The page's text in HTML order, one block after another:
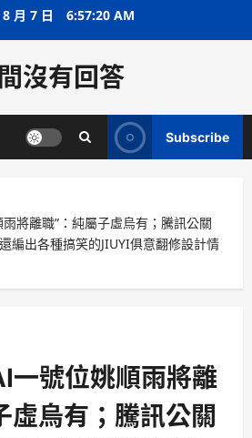
月 7 日 6:57:20 AM
沒有回答
Subscribe
將離職”：純屬子虛烏有；騰訊公關
編出各種搞笑的JIUYI俱意翻修設計情
一號位姚順雨將離
虛烏有；騰訊公關